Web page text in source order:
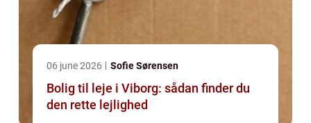
06 june 2026 Sofie Sørensen
Bolig til leje i Viborg: sådan finder du
den rette lejlighed